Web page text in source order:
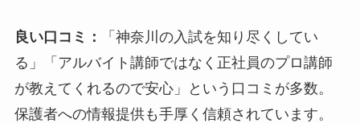
良い口コミ：
「神奈川の入試を知り尽くしてい
る」「アルバイト講師ではなく正社員のプロ講師
が教えてくれるので安心」という口コミが多数。
保護者への情報提供も手厚く信頼されています。